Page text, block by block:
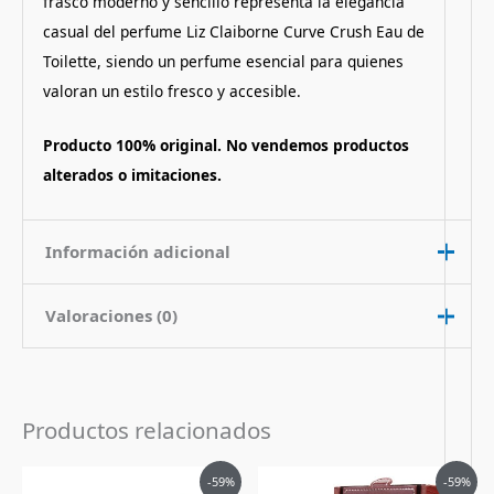
casual del perfume Liz Claiborne Curve Crush Eau de
Toilette, siendo un perfume esencial para quienes
valoran un estilo fresco y accesible.
Producto 100% original. No vendemos productos
alterados o imitaciones.
Información adicional
Contenido
Pais de Origen Estados Unidos
Eau de Toilette (edt)
Valoraciones (0)
Sé el primero en valorar “Perfume
Curve Crush de Liz Claiborne mujer
Productos relacionados
-59% -59%